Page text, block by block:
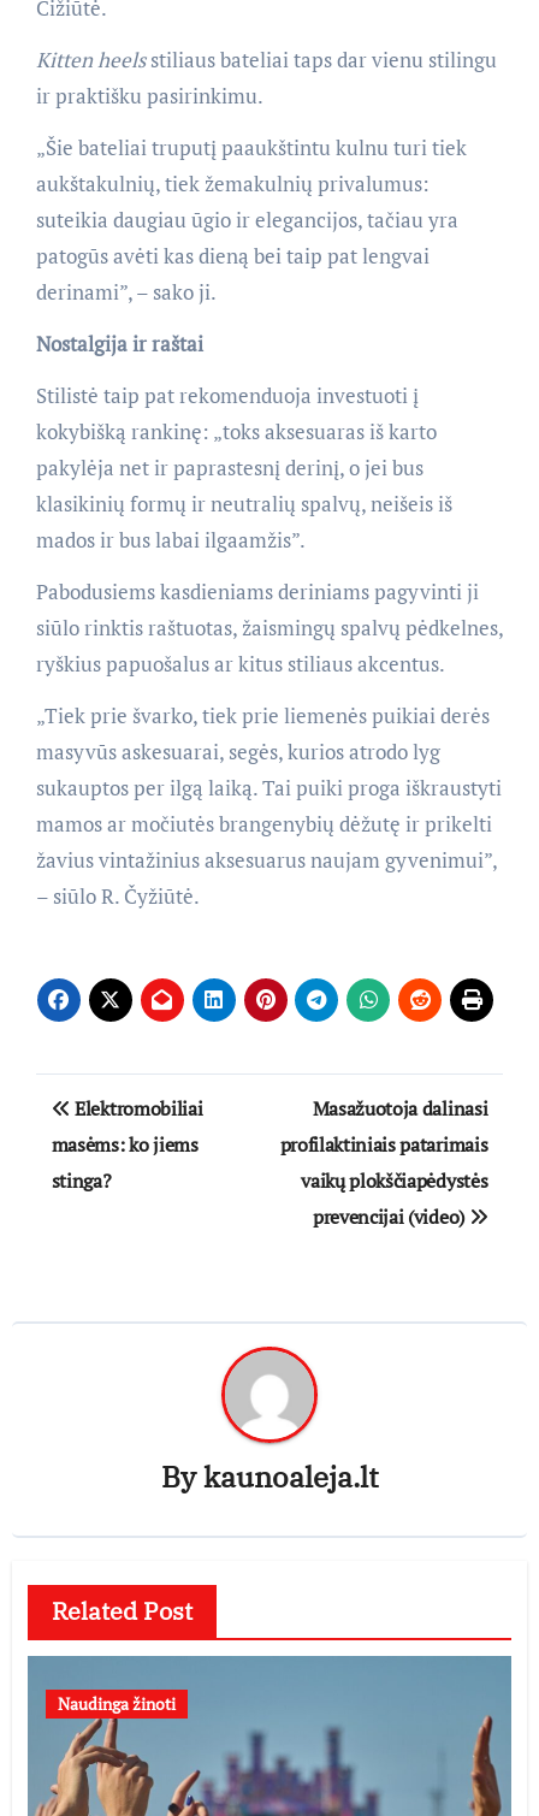
Čižiūtė.
Kitten heelsstiliaus bateliai taps dar vienu stilingu
ir praktišku pasirinkimu.
„Šie bateliai truputį paaukštintu kulnu turi tiek
aukštakulnių, tiek žemakulnių privalumus:
suteikia daugiau ūgio ir elegancijos, tačiau yra
patogūs avėti kas dieną bei taip pat lengvai
derinami”, – sako ji.
Nostalgija ir raštai
Stilistė taip pat rekomenduoja investuoti į
kokybišką rankinę: „toks aksesuaras iš karto
pakylėja net ir paprastesnį derinį, o jei bus
klasikinių formų ir neutralių spalvų, neišeis iš
mados ir bus labai ilgaamžis”.
Pabodusiems kasdieniams deriniams pagyvinti ji
siūlo rinktis raštuotas, žaismingų spalvų pėdkelnes,
ryškius papuošalus ar kitus stiliaus akcentus.
„Tiek prie švarko, tiek prie liemenės puikiai derės
masyvūs askesuarai, segės, kurios atrodo lyg
sukauptos per ilgą laiką. Tai puiki proga iškraustyti
mamos ar močiutės brangenybių dėžutę ir prikelti
žavius vintažinius aksesuarus naujam gyvenimui”,
– siūlo R. Čyžiūtė.
Navigacija
tarp
įrašų
Elektromobiliai
masėms: ko jiems
stinga?
Masažuotoja dalinasi
profilaktiniais patarimais
vaikų plokščiapėdystės
prevencijai (video)
Bykaunoaleja.lt
Related Post
Naudinga žinoti